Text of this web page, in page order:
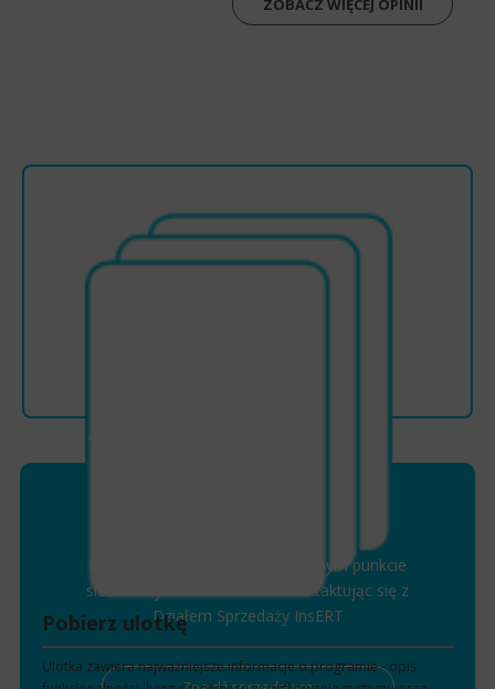
ZOBACZ WIĘCEJ OPINII
Pobierz ulotkę
Ulotka zawiera najważniejsze informacje o programie - opis
Program można nabyć w dowolnym punkcie
sieci naszych Partnerów lub kontaktując się z
Działem Sprzedaży InsERT